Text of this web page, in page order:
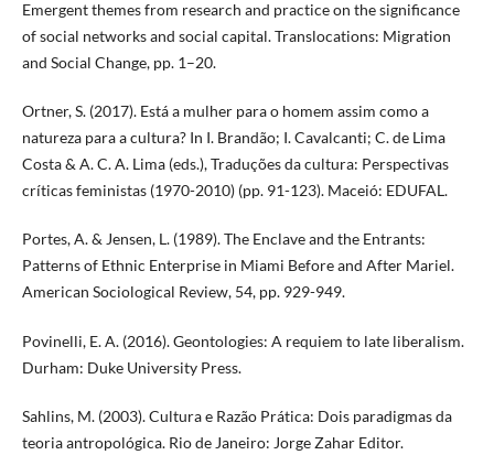
Emergent themes from research and practice on the significance
of social networks and social capital. Translocations: Migration
and Social Change, pp. 1–20.
Ortner, S. (2017). Está a mulher para o homem assim como a
natureza para a cultura? In I. Brandão; I. Cavalcanti; C. de Lima
Costa & A. C. A. Lima (eds.), Traduções da cultura: Perspectivas
críticas feministas (1970-2010) (pp. 91-123). Maceió: EDUFAL.
Portes, A. & Jensen, L. (1989). The Enclave and the Entrants:
Patterns of Ethnic Enterprise in Miami Before and After Mariel.
American Sociological Review, 54, pp. 929-949.
Povinelli, E. A. (2016). Geontologies: A requiem to late liberalism.
Durham: Duke University Press.
Sahlins, M. (2003). Cultura e Razão Prática: Dois paradigmas da
teoria antropológica. Rio de Janeiro: Jorge Zahar Editor.